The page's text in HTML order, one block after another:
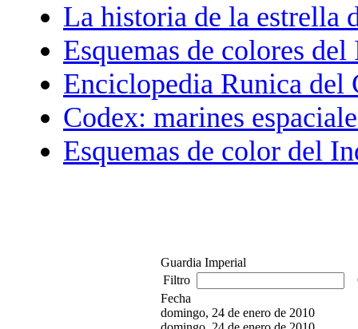
La historia de la estrella
Esquemas de colores
Enciclopedia Runica del
Codex: marines
Esquemas de color del
Guardia Imperial
Filtro
Fecha
domingo, 24 de enero de 2010